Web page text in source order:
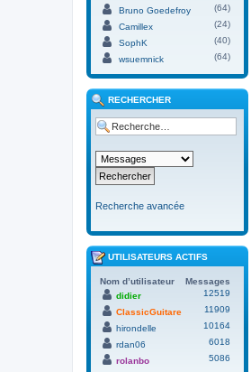
Bruno Goedefroy
(64)
Camillex
(24)
SophK
(40)
wsuemnick
(64)
RECHERCHER
Recherche avancée
UTILISATEURS ACTIFS
Nom d’utilisateur
Messages
didier
12519
ClassicGuitare
11909
hirondelle
10164
rdan06
6018
rolanbo
5086